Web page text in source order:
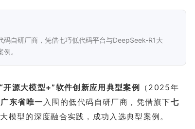
码自研厂商，凭借七巧低代码平台与DeepSeek-R1大
。
“开源大模型+”软件创新应用典型案例
（2025年
广东省唯一 入围的低代码自研厂商，凭借旗下七
大模型的深度融合实践，成功入选典型案例。